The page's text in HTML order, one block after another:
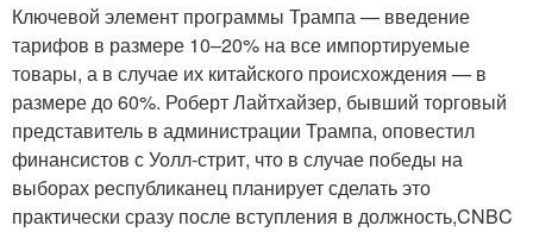
Ключевой элемент программы Трампа — введение
тарифов в размере 10–20% на все импортируемые
товары, а в случае их китайского происхождения — в
размере до 60%. Роберт Лайтхайзер, бывший торговый
представитель в администрации Трампа, оповестил
финансистов с Уолл-стрит, что в случае победы на
выборах республиканец планирует сделать это
практически сразу после вступления в должность,CNBC